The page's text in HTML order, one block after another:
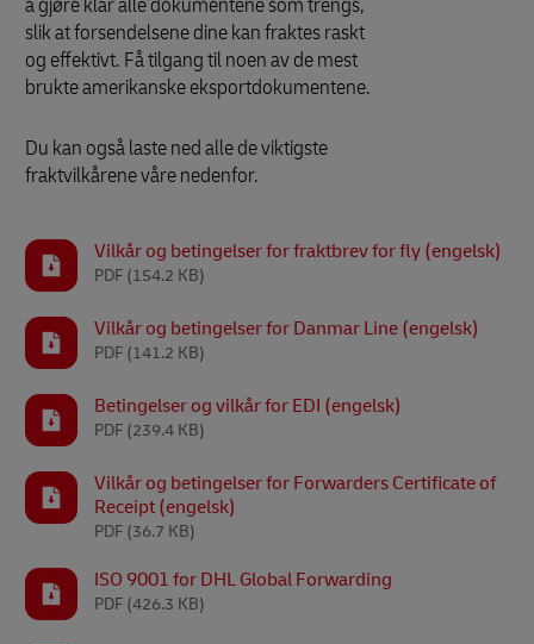
slik at forsendelsene dine kan fraktes raskt
og effektivt. Få tilgang til noen av de mest
brukte amerikanske eksportdokumentene.
Du kan også laste ned alle de viktigste
fraktvilkårene våre nedenfor.
Vilkår og betingelser for fraktbrev for fly (engelsk)
PDF (154.2 KB)
Vilkår og betingelser for Danmar Line (engelsk)
PDF (141.2 KB)
Betingelser og vilkår for EDI (engelsk)
PDF (239.4 KB)
Vilkår og betingelser for Forwarders Certificate of
Receipt (engelsk)
PDF (36.7 KB)
ISO 9001 for DHL Global Forwarding
PDF (426.3 KB)